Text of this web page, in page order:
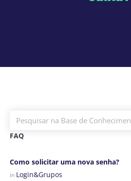
FAQ
Como solicitar uma nova senha?
in Login&Grupos